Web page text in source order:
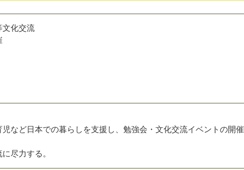
文化交流
など日本での暮らしを支援し、勉強会・文化交流イベントの開催
尽力する。